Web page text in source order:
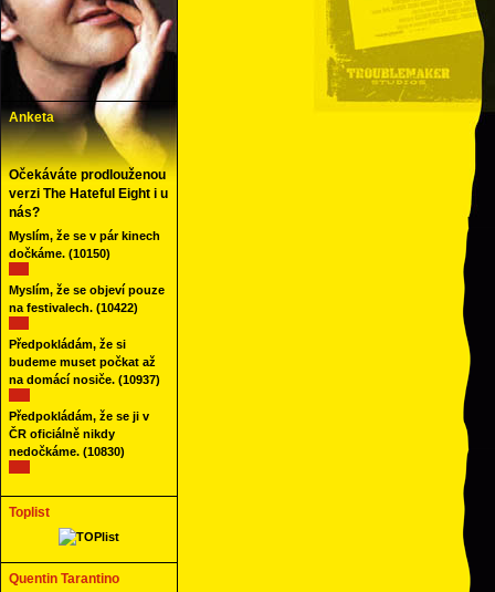
Anketa
Očekáváte prodlouženou
verzi The Hateful Eight i u
nás?
Myslím, že se v pár kinech
dočkáme. (10150)
Myslím, že se objeví pouze
na festivalech. (10422)
Předpokládám, že si
budeme muset počkat až
na domácí nosiče. (10937)
Předpokládám, že se ji v
ČR oficiálně nikdy
nedočkáme. (10830)
Toplist
Quentin Tarantino